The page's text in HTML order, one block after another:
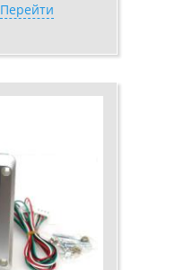
Перейти